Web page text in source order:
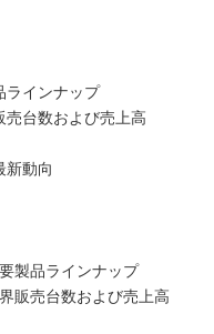
ラインナップ
台数および売上高
新動向
製品ラインナップ
販売台数および売上高